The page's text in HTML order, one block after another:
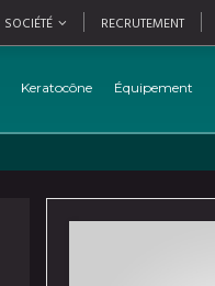
SOCIÉTÉ RECRUTEMENT
Keratocône Équipement